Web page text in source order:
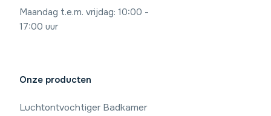
Maandag t.e.m. vrijdag: 10:00 -
17:00 uur
Onze producten
Luchtontvochtiger Badkamer